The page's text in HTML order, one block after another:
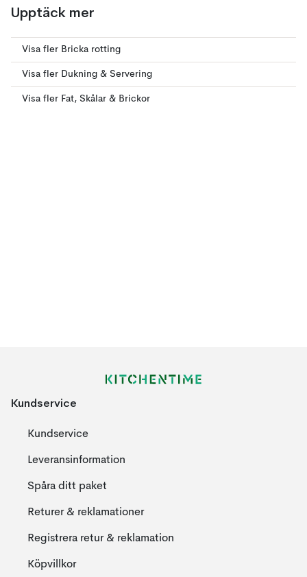
Upptäck mer
Visa fler Bricka rotting
Visa fler Dukning & Servering
Visa fler Fat, Skålar & Brickor
Kundservice
Kundservice
Leveransinformation
Spåra ditt paket
Returer & reklamationer
Registrera retur & reklamation
Köpvillkor